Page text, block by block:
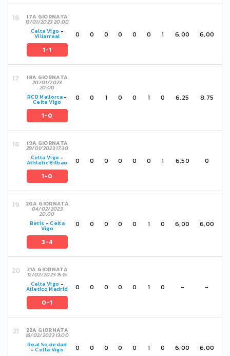
17A GIORNATA
13/01/2023 20:00
Celta Vigo -
Villarreal
1-1
0 0 0 0 0 0 1 6,00 6,00
18A GIORNATA
20/01/2023
20:00
RCD Mallorca -
Celta Vigo
1-0
0 0 1 0 0 1 0 6,25 8,75
19A GIORNATA
29/01/2023 17:30
Celta Vigo -
Athletic Bilbao
1-0
0 0 0 0 0 0 1 6,50 0
20A GIORNATA
04/02/2023
20:00
Betis -Celta
Vigo
3-4
0 0 0 0 0 1 0 6,00 6,00
21A GIORNATA
12/02/2023 15:15
Celta Vigo -
Atletico Madrid
0-1
0 0 0 0 0 1 0 - -
22A GIORNATA
18/02/2023 13:00
Real Sociedad
-Celta Vigo 0 0 0 0 0 1 0 6,00 6,00